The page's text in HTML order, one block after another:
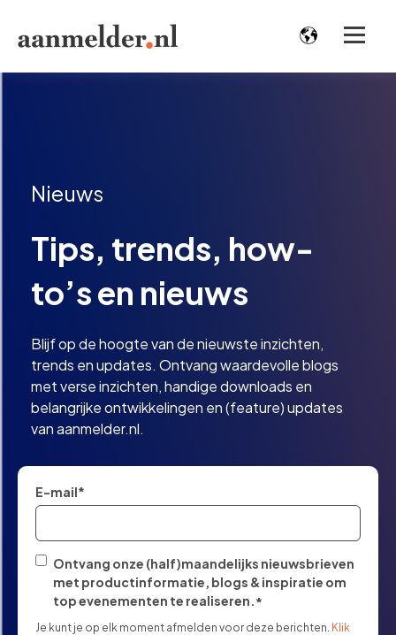
Nieuws
Tips, trends, how-
to’s en nieuws
Blijf op de hoogte van de nieuwste inzichten,
trends en updates. Ontvang waardevolle blogs
met verse inzichten, handige downloads en
belangrijke ontwikkelingen en (feature) updates
van aanmelder.nl.
E-mail*
Ontvang onze (half)maandelijks nieuwsbrieven
met productinformatie, blogs & inspiratie om
top evenementen te realiseren.*
Je kunt je op elk moment afmelden voor deze berichten. Klik